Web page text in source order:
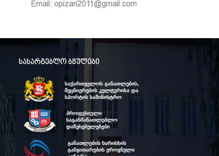
Email: opizari2011@gmail.com
სასარგებლო ბმულები